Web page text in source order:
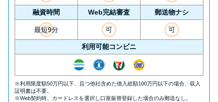
融資時間 Web完結審査 郵送物ナシ
最短9分 可 可
利用可能コンビニ
※利用限度額50万円以下、且つ他社含めた借入総額100万円以下の場合、収入
証明書は不要。
※Web契約時、カードレスを選択し口座振替登録した場合のみ郵送なし。